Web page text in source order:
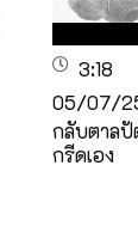
3:18
05/07/
กลับตาลปั
กรีดเอง